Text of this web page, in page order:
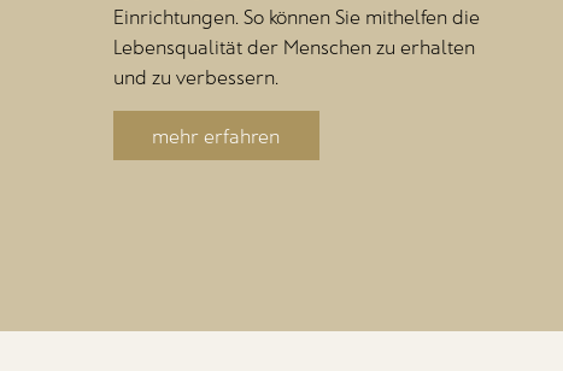
Einrichtungen. So können Sie mithelfen die
Lebensqualität der Menschen zu erhalten
und zu verbessern.
mehr erfahren